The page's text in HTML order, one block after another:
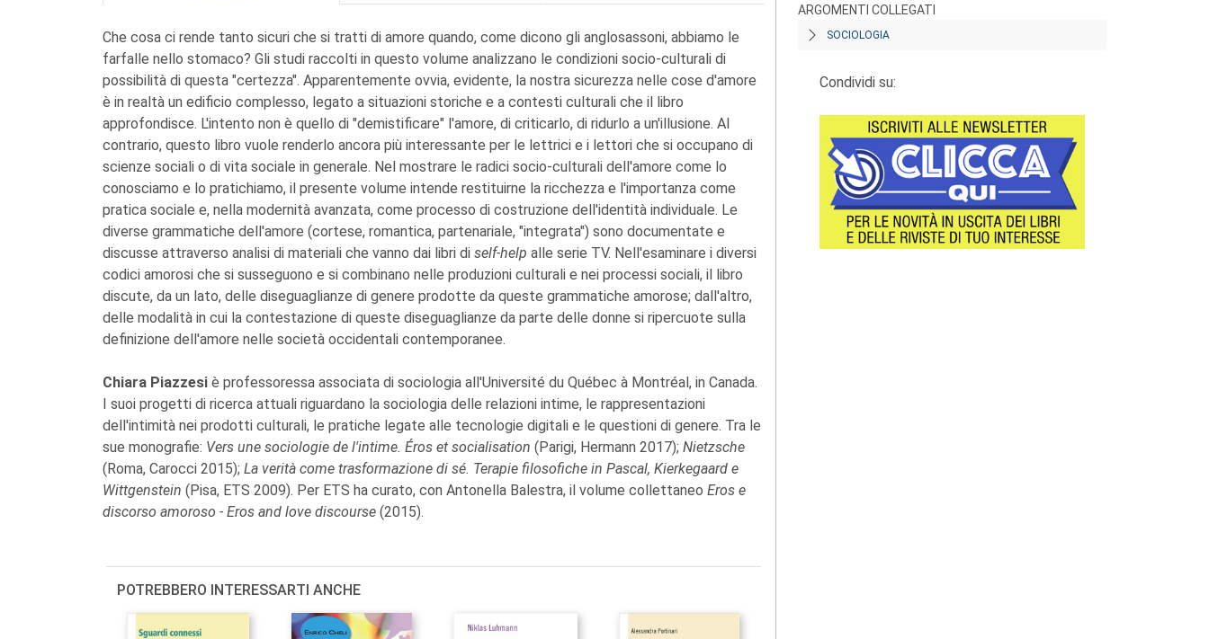
Che cosa ci rende tanto sicuri che si tratti di amore quando, come dicono gli anglosassoni, abbiamo le
farfalle nello stomaco? Gli studi raccolti in questo volume analizzano le condizioni socio-culturali di
possibilità di questa "certezza". Apparentemente ovvia, evidente, la nostra sicurezza nelle cose d'amore
è in realtà un edificio complesso, legato a situazioni storiche e a contesti culturali che il libro
approfondisce. L'intento non è quello di "demistificare" l'amore, di criticarlo, di ridurlo a un'illusione. Al
contrario, questo libro vuole renderlo ancora più interessante per le lettrici e i lettori che si occupano di
scienze sociali o di vita sociale in generale. Nel mostrare le radici socio-culturali dell'amore come lo
conosciamo e lo pratichiamo, il presente volume intende restituirne la ricchezza e l'importanza come
pratica sociale e, nella modernità avanzata, come processo di costruzione dell'identità individuale. Le
diverse grammatiche dell'amore (cortese, romantica, partenariale, "integrata") sono documentate e
discusse attraverso analisi di materiali che vanno dai libri di self-help alle serie TV. Nell'esaminare i diversi
codici amorosi che si susseguono e si combinano nelle produzioni culturali e nei processi sociali, il libro
discute, da un lato, delle diseguaglianze di genere prodotte da queste grammatiche amorose; dall'altro,
delle modalità in cui la contestazione di queste diseguaglianze da parte delle donne si ripercuote sulla
definizione dell'amore nelle società occidentali contemporanee.
Chiara Piazzesi è professoressa associata di sociologia all'Université du Québec à Montréal, in Canada.
I suoi progetti di ricerca attuali riguardano la sociologia delle relazioni intime, le rappresentazioni
dell'intimità nei prodotti culturali, le pratiche legate alle tecnologie digitali e le questioni di genere. Tra le
sue monografie: Vers une sociologie de l'intime. Éros et socialisation (Parigi, Hermann 2017); Nietzsche
(Roma, Carocci 2015); La verità come trasformazione di sé. Terapie filosofiche in Pascal, Kierkegaard e
Wittgenstein (Pisa, ETS 2009). Per ETS ha curato, con Antonella Balestra, il volume collettaneo Eros e
discorso amoroso - Eros and love discourse (2015).
POTREBBERO INTERESSARTI ANCHE
ARGOMENTI COLLEGATI
SOCIOLOGIA
Condividi su: